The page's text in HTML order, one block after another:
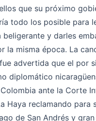
que su próximo
todo los posible para
y darles
la misma época. La
advertida que el por
diplomático
ante la Corte
Haya reclamando para
de San Andrés y